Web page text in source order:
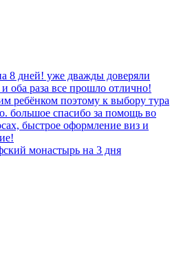
8 дней! уже дважды доверяли
оба раза все прошло отлично!
ребёнком поэтому к выбору тура
большое спасибо за помощь во
быстрое оформление виз и